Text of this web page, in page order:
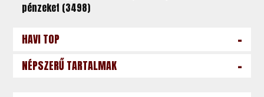
pénzeket (3498)
HAVI TOP -
NÉPSZERŰ TARTALMAK -